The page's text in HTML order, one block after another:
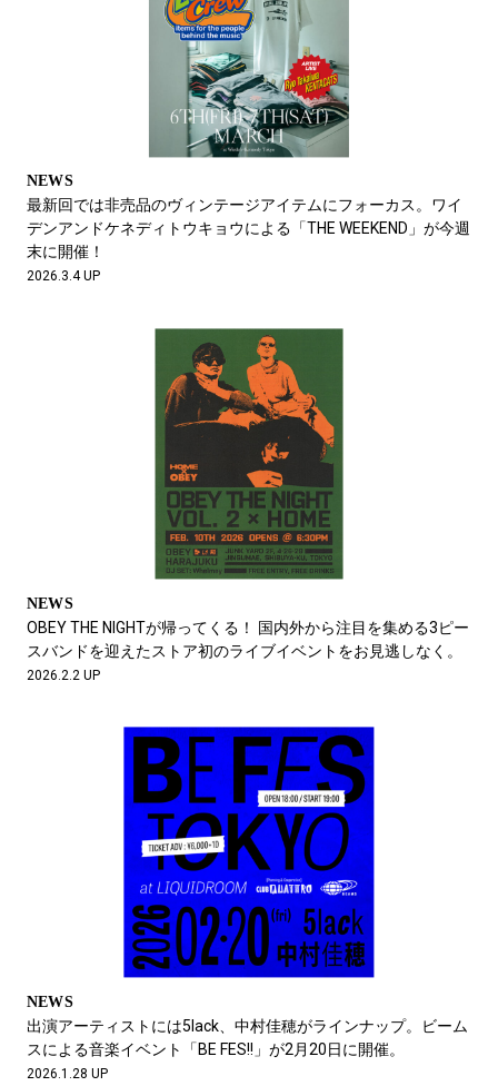
NEWS
最新回では非売品のヴィンテージアイテムにフォーカス。ワイ
デンアンドケネディトウキョウによる「THE WEEKEND」が今週
末に開催！
2026.3.4 UP
NEWS
OBEY THE NIGHTが帰ってくる！ 国内外から注目を集める3ピー
スバンドを迎えたストア初のライブイベントをお見逃しなく。
2026.2.2 UP
NEWS
出演アーティストには5lack、中村佳穂がラインナップ。ビーム
スによる音楽イベント「BE FES!!」が2月20日に開催。
2026.1.28 UP